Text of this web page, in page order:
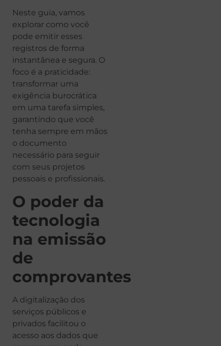
Neste guia, vamos
explorar como você
pode emitir esses
registros de forma
instantânea e segura. O
foco é a praticidade:
transformar uma
exigência burocrática
em uma tarefa simples,
garantindo que você
tenha sempre em mãos
o documento
necessário para seguir
com seus projetos
pessoais e profissionais.
O poder da
tecnologia
na emissão
de
comprovantes
A digitalização dos
serviços públicos e
privados facilitou o
acesso aos dados que